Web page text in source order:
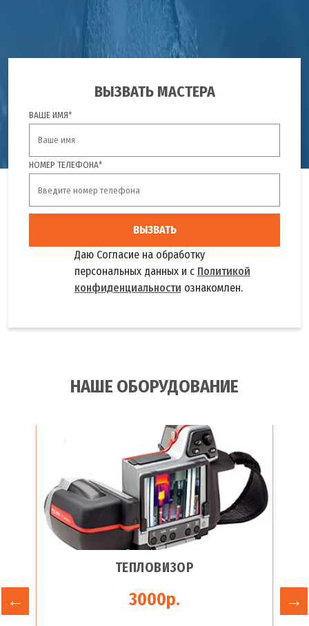
ВЫЗВАТЬ МАСТЕРА
ВАШЕ ИМЯ*
НОМЕР ТЕЛЕФОНА*
ВЫЗВАТЬ
Даю Согласие на обработку
персональных данных и с Политикой
конфиденциальности ознакомлен.
НАШЕ ОБОРУДОВАНИЕ
ТЕПЛОВИЗОР
3000р.